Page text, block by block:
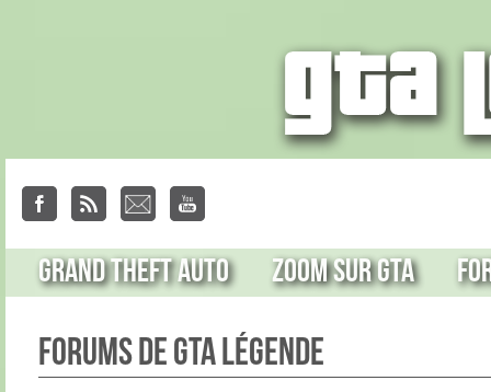
Grand Theft Auto Zoom sur GTA
Forums de GTA Légende